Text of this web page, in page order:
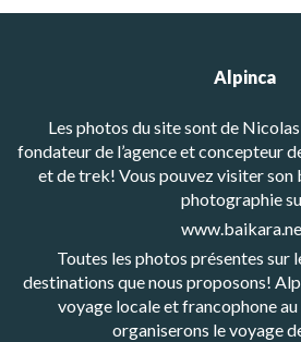
Alpinca
Les photos du site sont de
fondateur de l’agence et concepteur
et de trek! Vous pouvez visiter son
photographie
Toutes les photos présentes sur
destinations que nous proposons!
voyage locale et francophone
organiserons le voyage